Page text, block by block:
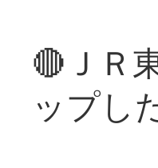
🔴ＪＲ
ップし